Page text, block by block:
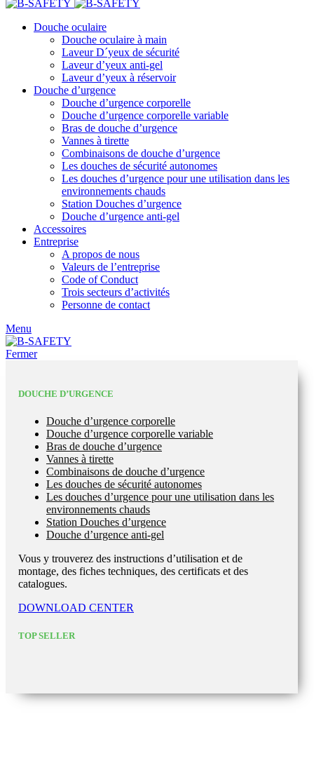
Douche oculaire
Douche oculaire à main
Laveur D´yeux de sécurité
Laveur d’yeux anti-gel
Laveur d’yeux à réservoir
Douche d’urgence
Douche d’urgence corporelle
Douche d’urgence corporelle variable
Bras de douche d’urgence
Vannes à tirette
Combinaisons de douche d’urgence
Les douches de sécurité autonomes
Les douches d’urgence pour une utilisation dans les
environnements chauds
Station Douches d’urgence
Douche d’urgence anti-gel
Accessoires
Entreprise
A propos de nous
Valeurs de l’entreprise
Code of Conduct
Trois secteurs d’activités
Personne de contact
Menu
Fermer
DOUCHE D’URGENCE
Douche d’urgence corporelle
Douche d’urgence corporelle variable
Bras de douche d’urgence
Vannes à tirette
Combinaisons de douche d’urgence
Les douches de sécurité autonomes
Les douches d’urgence pour une utilisation dans les
environnements chauds
Station Douches d’urgence
Douche d’urgence anti-gel
Vous y trouverez des instructions d’utilisation et de
montage, des fiches techniques, des certificats et des
catalogues.
DOWNLOAD CENTER
TOP SELLER